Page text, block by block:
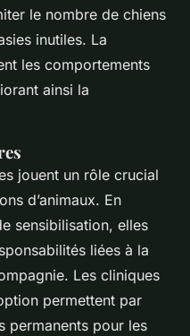
le nombre de chiens
inutiles. La
les comportements
ainsi la
jouent un rôle crucial
d’animaux. En
sensibilisation, elles
liées à la
Les cliniques
permettent par
permanents pour les